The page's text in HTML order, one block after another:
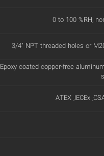
0 to 100 %RH,
3/4" NPT threaded holes or
Epoxy coated copper-free
ATEX ,IECEx